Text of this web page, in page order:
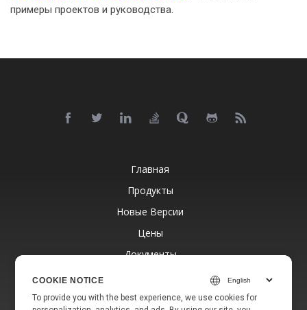
примеры проектов и руководства.
Главная
Продукты
Новые Версии
Цены
Документы
Бесплатная Поддержка
Блог
COOKIE NOTICE
To provide you with the best experience, we use cookies for